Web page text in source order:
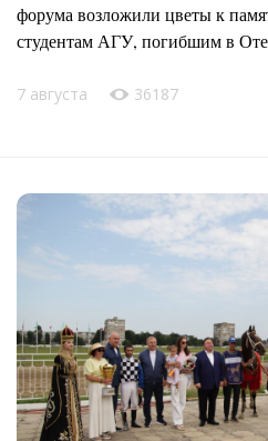
форума возложили цветы к
студентам АГУ, погибшим в
7 августа 36187